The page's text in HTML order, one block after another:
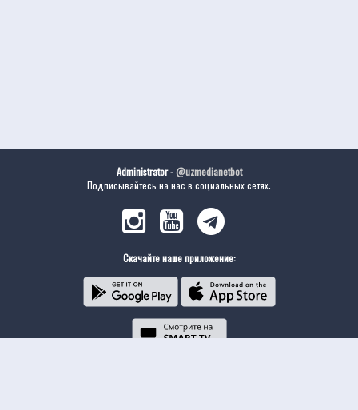
Administrator -@uzmedianetbot
Подписывайтесь на нас в социальных сетях:
Скачайте наше приложение: